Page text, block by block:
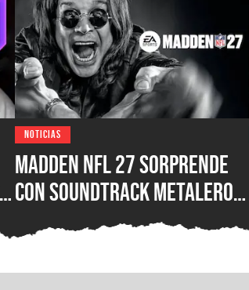
NOTICIAS
Madden NFL 27 sorprende
con soundtrack metalero:
Ozzy Osbourne, Metallica,
Motörhead, Lamb of God y
más grupos están en la